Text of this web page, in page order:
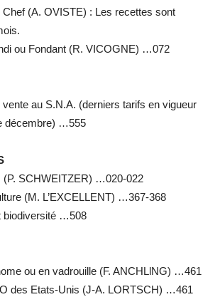
Chef (A. OVISTE) : Les recettes sont
ou Fondant (R. VICOGNE) …072
au S.N.A. (derniers tarifs en vigueur
décembre) …555
(P. SCHWEITZER) …020-022
(M. L’EXCELLENT) …367-368
biodiversité …508
ou en vadrouille (F. ANCHLlNG) …461
des Etats-Unis (J-A. LORTSCH) …461